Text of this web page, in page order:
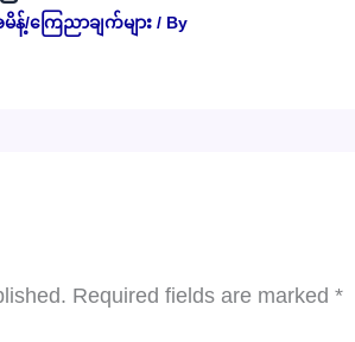
န့်/ကြေညာချက်များ / By
Required fields are marked *